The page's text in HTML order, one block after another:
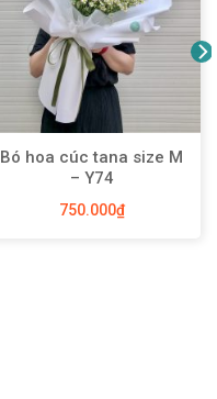
Bó hoa cúc tana size M
– Y74
750.000₫